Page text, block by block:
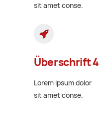
sit amet conse.
Überschrift 4
Lorem ipsum dolor
sit amet conse.